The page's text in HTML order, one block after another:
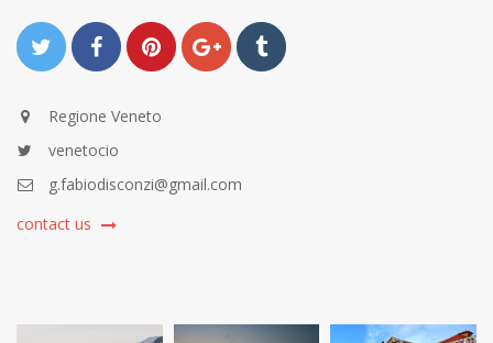
Regione Veneto
venetocio
g.fabiodisconzi@gmail.com
contact us